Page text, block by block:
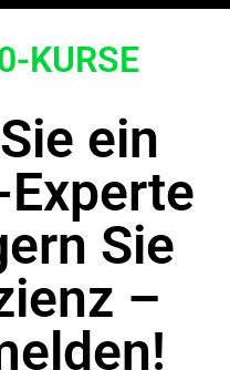
KURSE
ein
Sie
–